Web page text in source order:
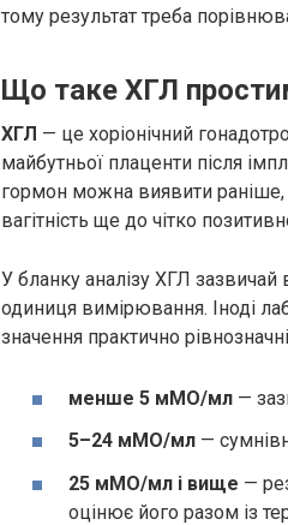
тому результат треба
Що таке ХГЛ
ХГЛ — це хоріонічний
майбутньої плаценти після
гормон можна виявити раніше,
вагітність ще до чітко
У бланку аналізу ХГЛ зазвичай
одиниця вимірювання. Іноді
значення практично
менше 5 мМО/мл —
5–24 мМО/мл —
25 мМО/мл і вище —
оцінює його разом із